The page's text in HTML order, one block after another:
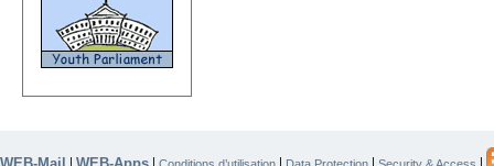
Conditions d’utilisation Data Protection Security & Access